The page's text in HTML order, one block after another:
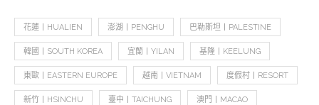
花蓮丨HUALIEN 澎湖丨PENGHU 巴勒斯坦丨PALESTINE
韓國丨SOUTH KOREA 宜蘭丨YILAN 基隆丨KEELUNG
東歐丨EASTERN EUROPE 越南丨VIETNAM 度假村丨RESORT
新竹丨HSINCHU 臺中丨TAICHUNG 澳門丨MACAO